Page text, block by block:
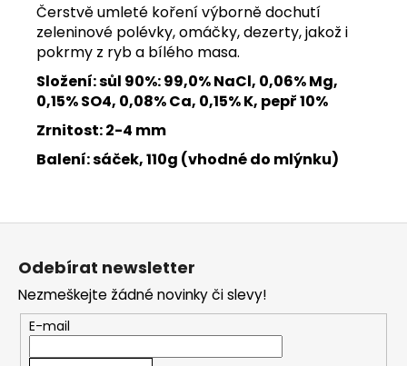
Čerstvě umleté koření výborně dochutí
zeleninové polévky, omáčky, dezerty, jakož i
pokrmy z ryb a bílého masa.
Složení: sůl 90%: 99,0% NaCl, 0,06% Mg,
0,15% SO4, 0,08% Ca, 0,15% K, pepř 10%
Zrnitost: 2-4 mm
Balení: sáček, 110g (vhodné do mlýnku)
Z
Odebírat newsletter
Nezmeškejte žádné novinky či slevy!
E-mail